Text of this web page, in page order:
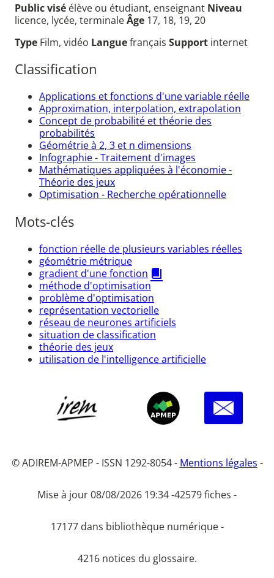
Public visé élève ou étudiant, enseignant Niveau
licence, lycée, terminaleÂge 17, 18, 19, 20
Type Film, vidéo Languefrançais Support internet
Classification
Applications et fonctions d'une variable réelle
Approximation, interpolation, extrapolation
Concept de probabilité et théorie des
probabilités
Géométrie à 2, 3 et n dimensions
Infographie - Traitement d'images
Mathématiques appliquées à l'économie -
Théorie des jeux
Optimisation - Recherche opérationnelle
Mots-clés
fonction réelle de plusieurs variables réelles
géométrie métrique
gradient d'une fonction
méthode d'optimisation
problème d'optimisation
représentation vectorielle
réseau de neurones artificiels
situation de classification
théorie des jeux
utilisation de l'intelligence artificielle
© ADIREM-APMEP - ISSN 1292-8054 - Mentions légales -
Mise à jour 08/08/2026 19:34 -42579 fiches -
17177 dans bibliothèque numérique -
4216 notices du glossaire.